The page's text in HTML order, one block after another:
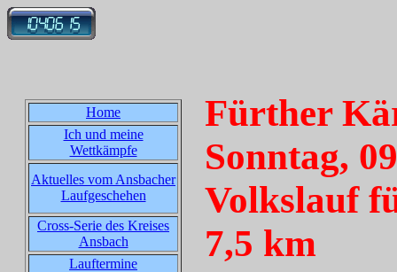
Home
Ich und meine
Wettkämpfe
Aktuelles vom Ansbacher
Laufgeschehen
Cross-Serie des Kreises
Ansbach
Lauftermine
Fürther
Sonntag,
Volkslauf
7,5 km